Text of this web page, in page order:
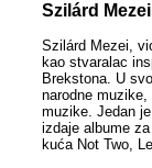
Szilárd
Szilárd Mezei,
kao stvaralac
Brekstona. U
narodne
muzike. Jedan
izdaje albume
kuća Not Two,